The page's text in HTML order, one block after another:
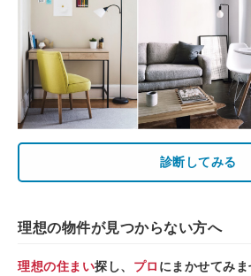
診断してみる
理想の物件が見つからない方へ
理想の住まい探し、 プロ にまかせてみま